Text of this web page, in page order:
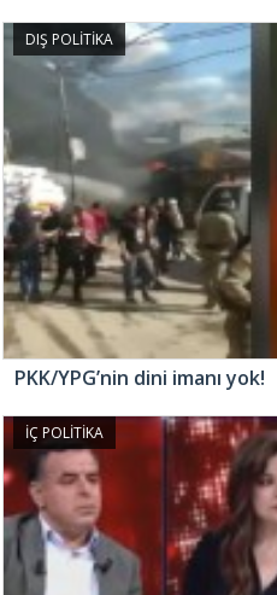
DIŞ POLİTİKA
PKK/YPG’nin dini imanı yok!
İÇ POLİTİKA